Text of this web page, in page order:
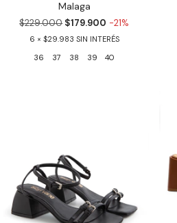
Malaga
$229.000 $179.900 -21%
6
$29.983
36
37 38 39 40